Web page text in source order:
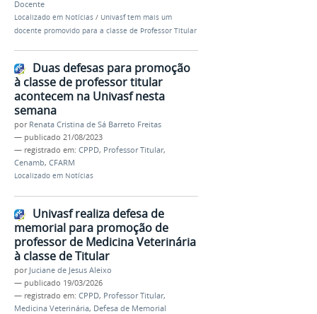
Docente
Localizado em Notícias / Univasf tem mais um
docente promovido para a classe de Professor Titular
Duas defesas para promoção
à classe de professor titular
acontecem na Univasf nesta
semana
por Renata Cristina de Sá Barreto Freitas
— publicado 21/08/2023
— registrado em: CPPD, Professor Titular,
Cenamb, CFARM
Localizado em Notícias
Univasf realiza defesa de
memorial para promoção de
professor de Medicina Veterinária
à classe de Titular
por Juciane de Jesus Aleixo
— publicado 19/03/2026
— registrado em: CPPD, Professor Titular,
Medicina Veterinária, Defesa de Memorial